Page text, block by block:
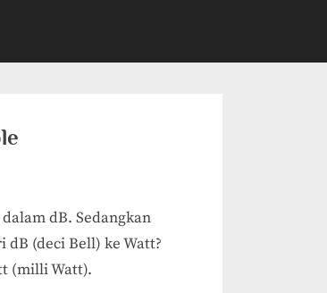
dB. Sedangkan
(deci Bell) ke Watt?
(milli Watt).